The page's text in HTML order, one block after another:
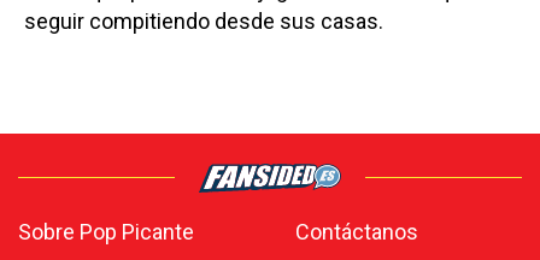
seguir compitiendo desde sus casas.
Sobre Pop Picante Contáctanos